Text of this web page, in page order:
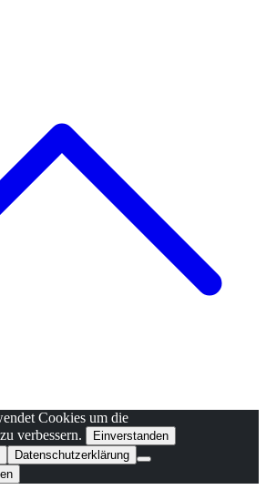
Cookies um die
verbessern.
Einverstanden
Datenschutzerklärung